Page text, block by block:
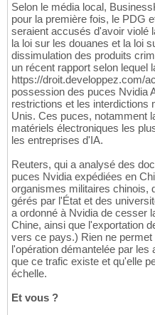
Selon le média local,
pour la première fois, le PDG
seraient accusés d'avoir violé
la loi sur les douanes et la loi
dissimulation des produits
un récent rapport selon lequel
https://droit.developpez.com/
possession des puces Nvidia
restrictions et les interdictions
Unis. Ces puces, notamment
matériels électroniques les
les entreprises d'IA.
Reuters, qui a analysé des
puces Nvidia expédiées en
organismes militaires chinois,
gérés par l'État et des
a ordonné à Nvidia de cesser
Chine, ainsi que l'exportation
vers ce pays.) Rien ne
l'opération démantelée par
que ce trafic existe et qu'elle
échelle.
Et vous ?